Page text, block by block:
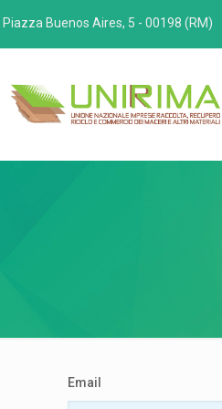
Piazza Buenos Aires, 5 - 00198 (RM)
Email